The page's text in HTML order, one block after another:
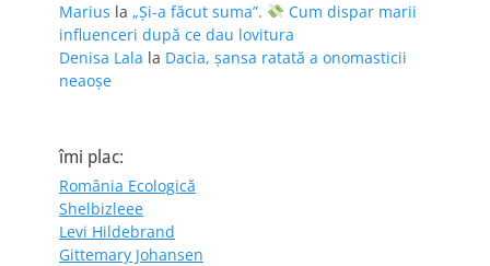
Marius la „Și-a făcut suma”.
Cum dispar marii
influenceri după ce dau lovitura
Denisa Lala la Dacia, șansa ratată a onomasticii
neaoșe
îmi plac:
România Ecologică
Shelbizleee
Levi Hildebrand
Gittemary Johansen